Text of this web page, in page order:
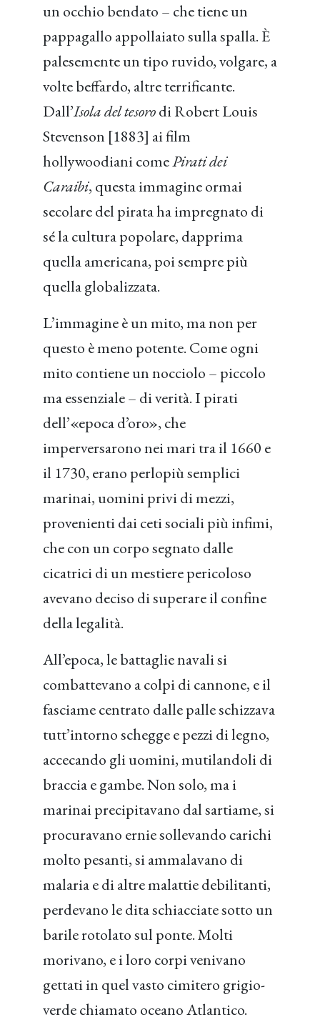
un occhio bendato – che tiene un
pappagallo appollaiato sulla spalla. È
palesemente un tipo ruvido, volgare, a
volte beffardo, altre terrificante.
Dall’Isola del tesorodi Robert Louis
Stevenson [1883] ai film
hollywoodiani comePirati dei
Caraibi, questa immagine ormai
secolare del pirata ha impregnato di
sé la cultura popolare, dapprima
quella americana, poi sempre più
quella globalizzata.
L’immagine è un mito, ma non per
questo è meno potente. Come ogni
mito contiene un nocciolo – piccolo
ma essenziale – di verità. I pirati
dell’«epoca d’oro», che
imperversarono nei mari tra il 1660 e
il 1730, erano perlopiù semplici
marinai, uomini privi di mezzi,
provenienti dai ceti sociali più infimi,
che con un corpo segnato dalle
cicatrici di un mestiere pericoloso
avevano deciso di superare il confine
della legalità.
All’epoca, le battaglie navali si
combattevano a colpi di cannone, e il
fasciame centrato dalle palle schizzava
tutt’intorno schegge e pezzi di legno,
accecando gli uomini, mutilandoli di
braccia e gambe. Non solo, ma i
marinai precipitavano dal sartiame, si
procuravano ernie sollevando carichi
molto pesanti, si ammalavano di
malaria e di altre malattie debilitanti,
perdevano le dita schiacciate sotto un
barile rotolato sul ponte. Molti
morivano, e i loro corpi venivano
gettati in quel vasto cimitero grigio-
verde chiamato oceano Atlantico.